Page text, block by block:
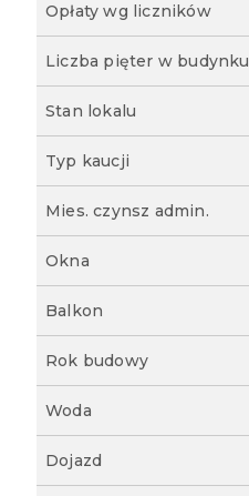
Opłaty wg liczników
Liczba pięter w budynku
Stan lokalu
Typ kaucji
Mies. czynsz admin.
Okna
Balkon
Rok budowy
Woda
Dojazd